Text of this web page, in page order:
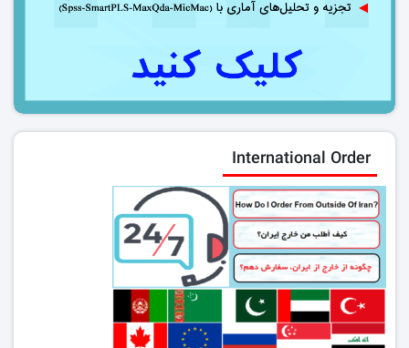
International Order